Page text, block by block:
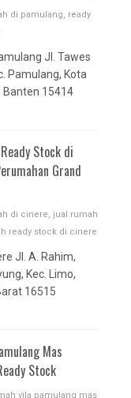
di pamulang
ready
Jl. Tawes
Pamulang, Kota
Banten 15414
Stock di
Grand
di cinere
jual rumah
ready stock di cinere
Jl. A. Rahim,
Kec. Limo,
16515
Mas
Stock
vila pamulang mas